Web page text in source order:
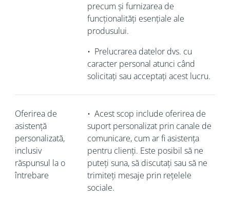
precum și furnizarea de
funcționalități esențiale ale
produsului.
• Prelucrarea datelor dvs. cu
caracter personal atunci când
solicitați sau acceptați acest lucru.
Oferirea de
asistență
personalizată,
inclusiv
răspunsul la o
întrebare
• Acest scop include oferirea de
suport personalizat prin canale de
comunicare, cum ar fi asistența
pentru clienți. Este posibil să ne
puteți suna, să discutați sau să ne
trimiteți mesaje prin rețelele
sociale.